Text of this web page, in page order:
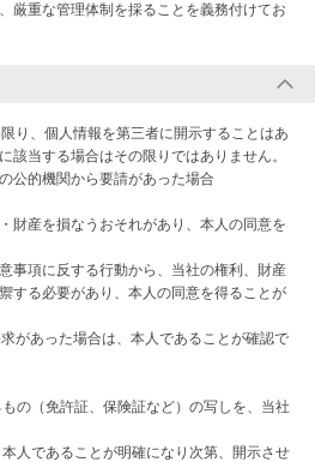
厳重な管理体制を採ることを義務付けてお
り、個人情報を第三者に開示することはあ
該当する場合はその限りではありません。
公的機関から要請があった場合
財産を損なうおそれがあり、本人の同意を
事項に反する行動から、当社の権利、財産
する必要があり、本人の同意を得ることが
があった場合は、本人であることが確認で
の（免許証、保険証など）の写しを、当社
人であることが明確になり次第、開示させ